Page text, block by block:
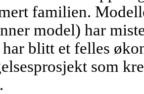
familien.
model) har
har blitt et felles
som